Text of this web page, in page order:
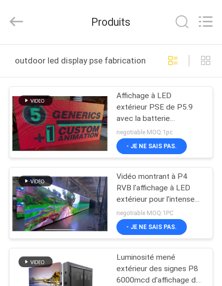
PRODUITS
VR
SHOW
AU
SUJET
DE
NOUS
VISITE
D'USINE
Display
Labs
All
Produits
outdoor led display pse fabrication en ligne
Affichage à LED
extérieur PSE de P5.9
avec la batterie
rechargeable de panneau
solaire
negotiable MOQ:1pc
- JE NE SAIS PAS.
Vidéo montrant à P4
RVB l'affichage à LED
extérieur pour l'intense
luminosité Adveristing
negotiable MOQ:1PC
- JE NE SAIS PAS.
Luminosité mené
extérieur des signes P8
6000mcd d'affichage de